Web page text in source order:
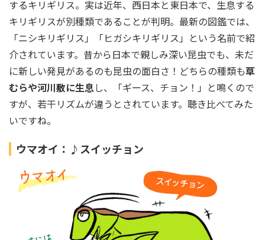
するキリギリス。実は近年、西日本と東日本で、生息する
キリギリスが別種類であることが判明。最新の図鑑では、
「ニシキリギリス」「ヒガシキリギリス」という名前で紹
介されています。昔から日本で親しみ深い昆虫でも、未だ
に新しい発見があるのも昆虫の面白さ！どちらの種類も草
むらや河川敷に生息し、「ギース、チョン！」と鳴くので
すが、若干リズムが違うとされています。聴き比べてみた
いですね。
ウマオイ：♪スイッチョン